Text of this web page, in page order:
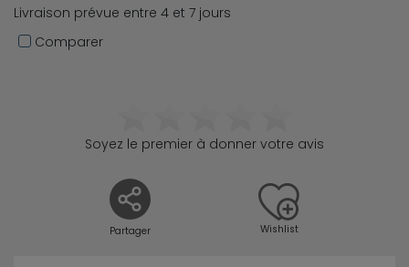
Livraison prévue entre 4 et 7 jours
Comparer
Partager
Soyez le premier à donner votre avis
Wishlist